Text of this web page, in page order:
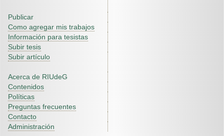
Publicar
Como agregar mis trabajos
Información para tesistas
Subir tesis
Subir artículo
Acerca de RIUdeG
Contenidos
Políticas
Preguntas frecuentes
Contacto
Administración